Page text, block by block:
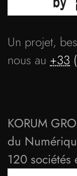
Un projet,
nous au +33
KORUM
du
120